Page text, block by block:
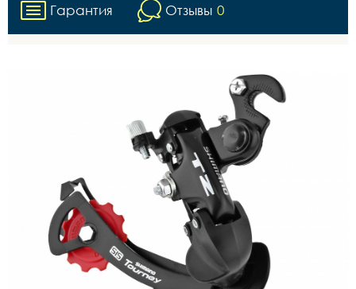
Гарантия Отзывы 0